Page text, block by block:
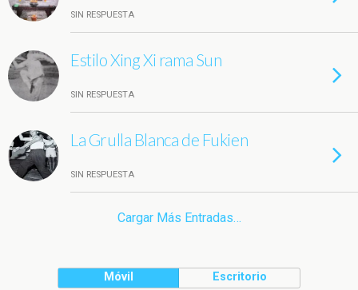
SIN RESPUESTA
Estilo Xing Xi rama Sun
SIN RESPUESTA
La Grulla Blanca de Fukien
SIN RESPUESTA
Cargar Más Entradas…
Móvil Escritorio